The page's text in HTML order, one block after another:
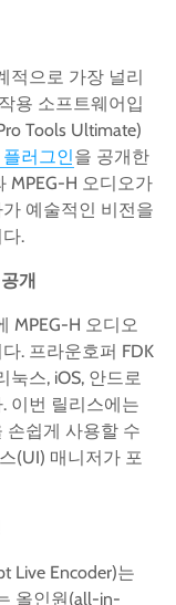
적으로 가장 널리
용 소프트웨어입
Tools Ultimate)
러그인을 공개한
MPEG-H 오디오가
예술적인 비전을
.
공개
MPEG-H 오디오
. 프라운호퍼 FDK
눅스, iOS, 안드로
이번 릴리스에는
손쉽게 사용할 수
(UI) 매니저가 포
Live Encoder)는
올인원(all-in-